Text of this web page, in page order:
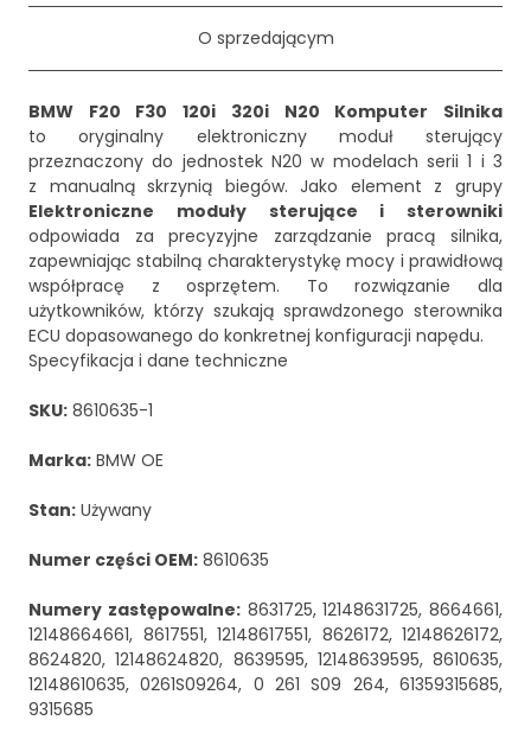
O sprzedającym
BMW F20 F30 120i 320i N20 Komputer Silnika
to oryginalny elektroniczny moduł sterujący
przeznaczony do jednostek N20 w modelach serii 1 i 3
z manualną skrzynią biegów. Jako element z grupy
Elektroniczne moduły sterujące i sterowniki
odpowiada za precyzyjne zarządzanie pracą silnika,
zapewniając stabilną charakterystykę mocy i prawidłową
współpracę z osprzętem. To rozwiązanie dla
użytkowników, którzy szukają sprawdzonego sterownika
ECU dopasowanego do konkretnej konfiguracji napędu.
Specyfikacja i dane techniczne
SKU: 8610635-1
Marka: BMW OE
Stan: Używany
Numer części OEM: 8610635
Numery zastępowalne:8631725, 12148631725, 8664661,
12148664661, 8617551, 12148617551, 8626172, 12148626172,
8624820, 12148624820, 8639595, 12148639595, 8610635,
12148610635, 0261S09264, 0 261 S09 264, 61359315685,
9315685